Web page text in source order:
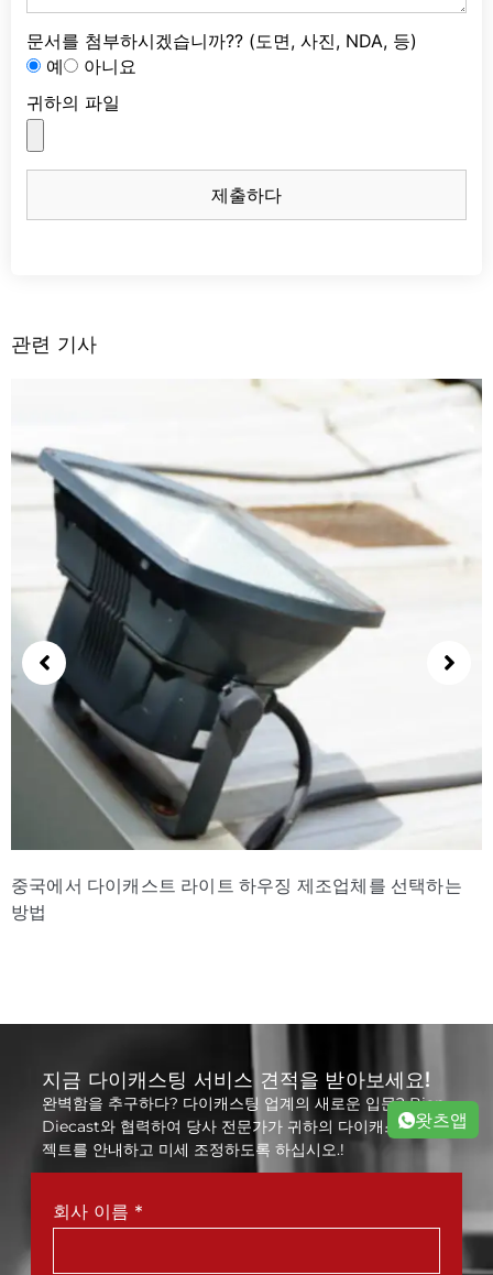
문서를 첨부하시겠습니까?? (도면, 사진, NDA, 등)
예
아니요
귀하의 파일
제출하다
관련 기사
MES가 경량 하우징 다이 캐스팅의 추적성을 향상시키는
방법
지금 다이캐스팅 서비스 견적을 받아보세요!
완벽함을 추구하다? 다이캐스팅 업계의 새로운 입문? Bian
Diecast와 협력하여 당사 전문가가 귀하의 다이캐스팅 프로
젝트를 안내하고 미세 조정하도록 하십시오.!
회사 이름 *
왓츠앱